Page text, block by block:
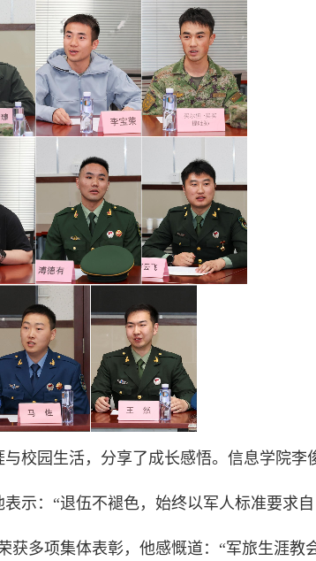
校园生活，分享了成长感悟。信息学院李
示：“退伍不褪色，始终以军人标准要求自
获多项集体表彰，他感慨道：“军旅生涯教